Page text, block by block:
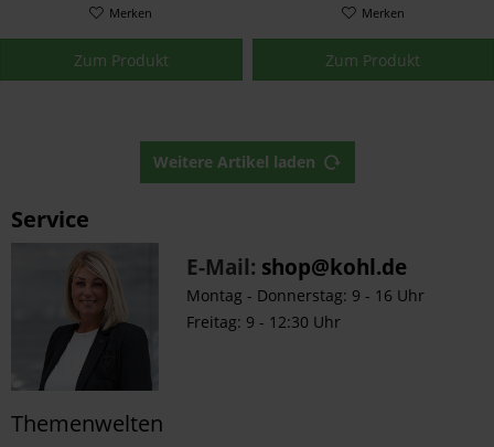
Merken
Zum Produkt
Merken
Zum Produkt
Weitere Artikel laden
Service
E-Mail: shop@kohl.de
Montag - Donnerstag: 9 - 16 Uhr
Freitag: 9 - 12:30 Uhr
Themenwelten